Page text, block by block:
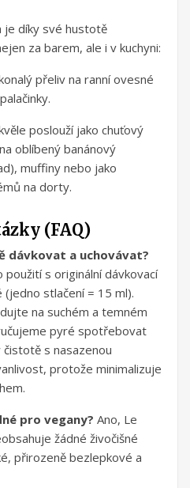
je díky své hustotě
za barem, ale i v kuchyni:
přeliv na ranní ovesné
poslouží jako chuťový
oblíbený banánový
muffiny nebo jako
na dorty.
(FAQ)
dávkovat a uchovávat?
s originální dávkovací
(jedno stlačení = 15 ml).
na suchém a temném
pyré spotřebovat
s nasazenou
protože minimalizuje
pro vegany? Ano, Le
žádné živočišné
přirozeně bezlepkové a